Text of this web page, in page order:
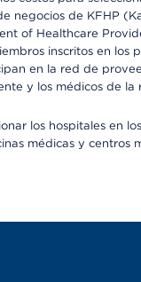
de KFHP
of Healthcare
inscritos en los
en la red de
y los médicos de
los hospitales en
médicas y